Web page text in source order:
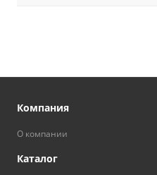
Компания
О компании
Каталог